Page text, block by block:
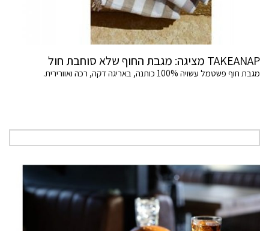
TAKEANAP מציגה: מגבת החוף שלא סוחבת חול
מגבת חוף פשטמל עשויה 100% כותנה, באריגה דקה, רכה ואוורירית.